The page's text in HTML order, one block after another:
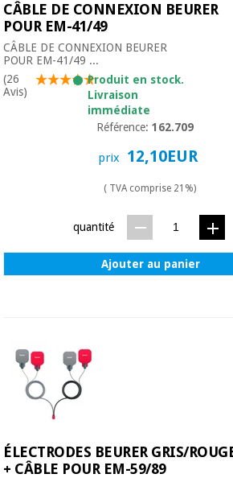
CÂBLE DE CONNEXION BEURER
POUR EM-41/49
CÂBLE DE CONNEXION BEURER
POUR EM-41/49 ...
(26
Avis)
Produit en stock.
Livraison
immédiate
Référence:162.709
prix 12,10EUR
( TVA comprise 21%)
quantité
Ajouter au panier
ÉLECTRODES BEURER GRIS/
+ CÂBLE POUR EM-59/89